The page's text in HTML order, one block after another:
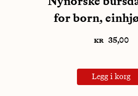
for born,
kr 35,00
Legg i korg